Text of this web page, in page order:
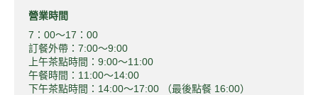
營業時間
7：00～17：00
訂餐外帶：7:00～9:00
上午茶點時間：9:00～11:00
午餐時間：11:00～14:00
下午茶點時間：14:00～17:00 （最後點餐 16:00）